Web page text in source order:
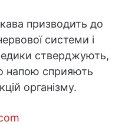
призводить до
системи і
стверджують,
напою сприяють
організму.